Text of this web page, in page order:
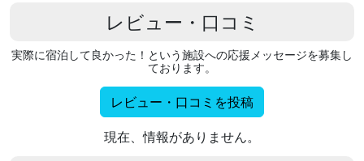
レビュー・口コミ
実際に宿泊して良かった！という施設への応援メッセージを募集し
ております。
レビュー・口コミを投稿
現在、情報がありません。